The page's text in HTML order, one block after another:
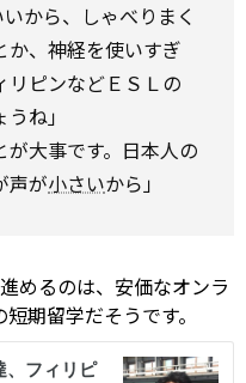
から、しゃべりまく
か、神経を使いすぎ
リピンなどＥＳＬの
ね」
が大事です。日本人の
声が小さいから」
めるのは、安価なオンラ
期留学だそうです。